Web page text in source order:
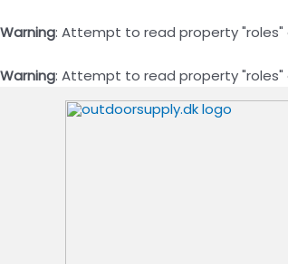
Warning: Attempt to read property "roles"
Warning: Attempt to read property "roles"